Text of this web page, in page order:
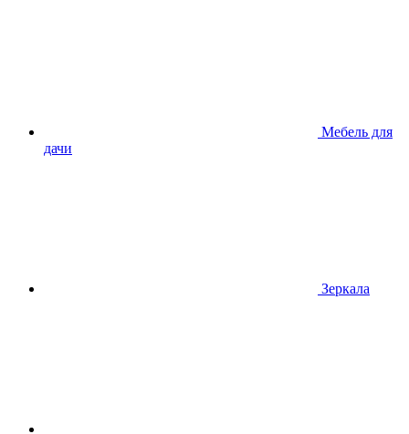
Мебель для
дачи
Зеркала